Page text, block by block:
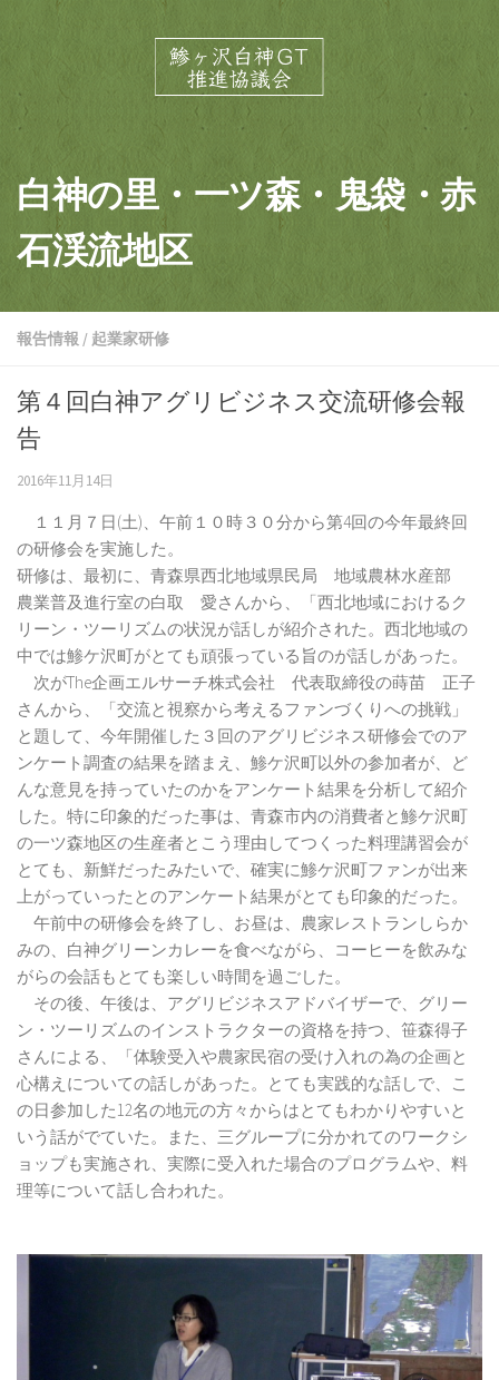
白神の里・一ツ森・鬼袋・赤
石渓流地区
報告情報 / 起業家研修
第４回白神アグリビジネス交流研修会報
告
2016年11月14日
１１月７日(土)、午前１０時３０分から第4回の今年最終回
の研修会を実施した。
研修は、最初に、青森県西北地域県民局 地域農林水産部
農業普及進行室の白取 愛さんから、「西北地域におけるク
リーン・ツーリズムの状況が話しが紹介された。西北地域の
中では鯵ケ沢町がとても頑張っている旨のが話しがあった。
次がThe企画エルサーチ株式会社 代表取締役の蒔苗 正子
さんから、「交流と視察から考えるファンづくりへの挑戦」
と題して、今年開催した３回のアグリビジネス研修会でのア
ンケート調査の結果を踏まえ、鯵ケ沢町以外の参加者が、ど
んな意見を持っていたのかをアンケート結果を分析して紹介
した。特に印象的だった事は、青森市内の消費者と鯵ケ沢町
の一ツ森地区の生産者とこう理由してつくった料理講習会が
とても、新鮮だったみたいで、確実に鯵ケ沢町ファンが出来
上がっていったとのアンケート結果がとても印象的だった。
午前中の研修会を終了し、お昼は、農家レストランしらか
みの、白神グリーンカレーを食べながら、コーヒーを飲みな
がらの会話もとても楽しい時間を過ごした。
その後、午後は、アグリビジネスアドバイザーで、グリー
ン・ツーリズムのインストラクターの資格を持つ、笹森得子
さんによる、「体験受入や農家民宿の受け入れの為の企画と
心構えについての話しがあった。とても実践的な話しで、こ
の日参加した12名の地元の方々からはとてもわかりやすいと
いう話がでていた。また、三グループに分かれてのワークシ
ョップも実施され、実際に受入れた場合のプログラムや、料
理等について話し合われた。